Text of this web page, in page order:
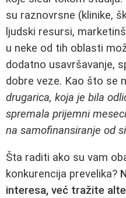
su raznovrsne (klinike,
ljudski resursi,
u neke od tih oblasti
dodatno usavršavanje,
dobre veze. Kao što se
drugarica, koja je bila
spremala prijemni
na samofinansiranje od
Šta raditi ako su vam
konkurencija prevelika?
interesa, već tražite